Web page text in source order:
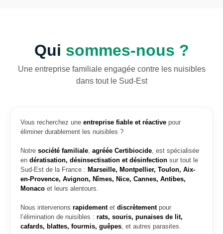
Qui sommes-nous ?
Une entreprise familiale engagée contre les nuisibles
dans tout le Sud-Est
Vous recherchez une entreprise fiable et réactive pour
éliminer durablement les nuisibles ?
Notre société familiale agréée Certibiocide , est spécialisée
en dératisation, désinsectisation et désinfection sur tout le
Sud-Est de la France : Marseille, Montpellier, Toulon, Aix-
en-Provence, Avignon, Nîmes, Nice, Cannes, Antibes,
Monaco et leurs alentours.
Nous intervenons rapidementet discrètementpour
l’élimination de nuisibles : rats, souris, punaises de lit,
cafards, blattes, fourmis, guêpes , et autres parasites.